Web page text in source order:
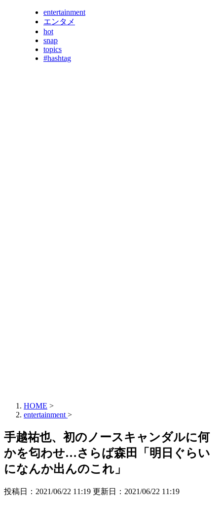
entertainment
エンタメ
hot
snap
topics
#hashtag
HOME >
entertainment >
手越祐也、初のノースキャンダルに何
かを匂わせ…さらば森田「明日ぐらい
になんか出んのこれ」
投稿日：2021/06/22 11:19 更新日： 2021/06/22 11:19